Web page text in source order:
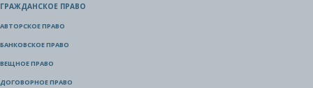
ГРАЖДАНСКОЕ ПРАВО
АВТОРСКОЕ ПРАВО
БАНКОВСКОЕ ПРАВО
ВЕЩНОЕ ПРАВО
ДОГОВОРНОЕ ПРАВО